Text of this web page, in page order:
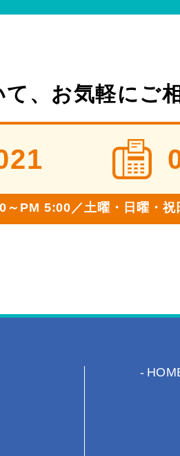
、 お気軽にご
～PM 5:00／土曜・日曜・祝